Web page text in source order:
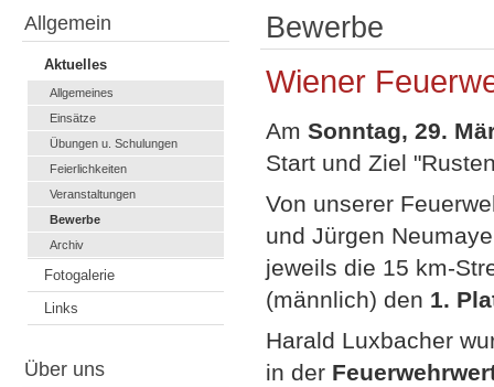
Allgemein
Aktuelles
Allgemeines
Einsätze
Übungen u. Schulungen
Feierlichkeiten
Veranstaltungen
Bewerbe
Archiv
Fotogalerie
Links
Über uns
Bewerbe
Wiener
AmSonntag, 29.
Start und Ziel
Von unserer
und Jürgen
jeweils die 15 km-
(männlich) den 1.
Harald Luxbacher
in der